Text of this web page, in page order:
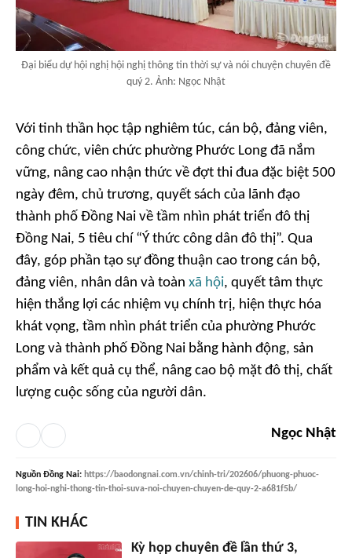
Đại biểu dự hội nghị hội nghị thông tin thời sự và nói chuyện chuyên đề
quý 2. Ảnh: Ngọc Nhật
Với tinh thần học tập nghiêm túc, cán bộ, đảng viên,
công chức, viên chức phường Phước Long đã nắm
vững, nâng cao nhận thức về đợt thi đua đặc biệt 500
ngày đêm, chủ trương, quyết sách của lãnh đạo
thành phố Đồng Nai về tầm nhìn phát triển đô thị
Đồng Nai, 5 tiêu chí “Ý thức công dân đô thị”. Qua
đây, góp phần tạo sự đồng thuận cao trong cán bộ,
đảng viên, nhân dân và toàn xã hội, quyết tâm thực
hiện thắng lợi các nhiệm vụ chính trị, hiện thực hóa
khát vọng, tầm nhìn phát triển của phường Phước
Long và thành phố Đồng Nai bằng hành động, sản
phẩm và kết quả cụ thể, nâng cao bộ mặt đô thị, chất
lượng cuộc sống của người dân.
Ngọc Nhật
Nguồn Đồng Nai: https://baodongnai.com.vn/chinh-tri/202606/phuong-phuoc-
long-hoi-nghi-thong-tin-thoi-suva-noi-chuyen-chuyen-de-quy-2-a681f5b/
TIN KHÁC
Kỳ họp chuyên đề lần thứ 3,